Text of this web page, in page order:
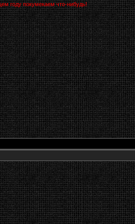
году покумекаем что-нибудь!